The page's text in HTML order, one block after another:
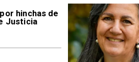
hinchas de
Justicia